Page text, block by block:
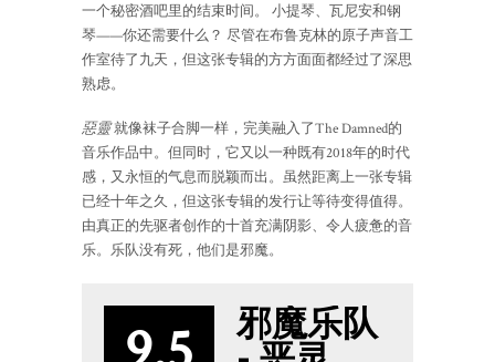
一个秘密酒吧里的结束时间。 小提琴、瓦尼安和钢
琴——你还需要什么？ 尽管在布鲁克林的原子声音工
作室待了九天，但这张专辑的方方面面都经过了深思
熟虑。
惡靈就像袜子合脚一样，完美融入了The Damned的
音乐作品中。但同时，它又以一种既有2018年的时代
感，又永恒的气息而脱颖而出。虽然距离上一张专辑
已经十年之久，但这张专辑的发行让等待变得值得。
由真正的先驱者创作的十首充满阴影、令人疲惫的音
乐。乐队没有死，他们是邪魔。
邪魔乐队